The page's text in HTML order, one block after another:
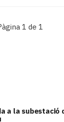
1 de 1
a la subestació